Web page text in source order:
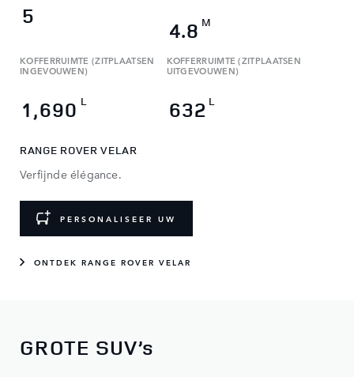
5
4.8 M
KOFFERRUIMTE (ZITPLAATSEN
INGEVOUWEN)
1,690 L
KOFFERRUIMTE (ZITPLAATSEN
UITGEVOUWEN)
632 L
RANGE ROVER VELAR
Verfijnde élégance.
PERSONALISEER UW
ONTDEK RANGE ROVER VELAR
GROTE SUV’s